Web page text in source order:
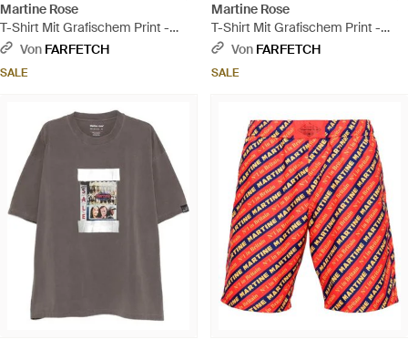
Martine Rose
T-Shirt Mit Grafischem Print -
WeißVon FARFETCH
SALE
Martine Rose
T-Shirt Mit Grafischem Print -
Schwarz
Von FARFETCH
SALE